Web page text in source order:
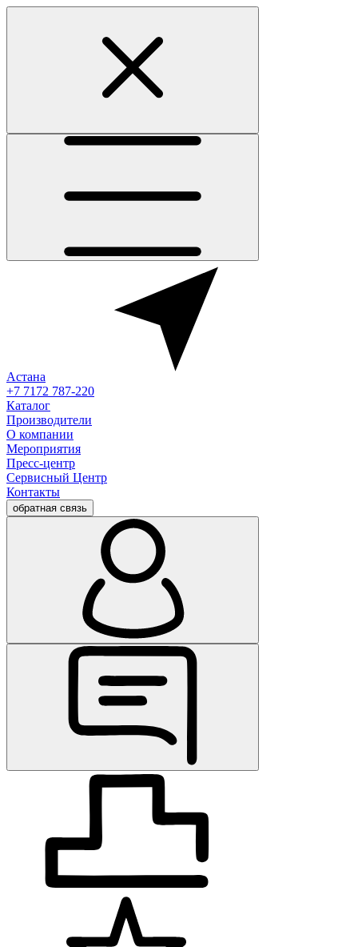
Астана
+7 7172 787-220
Каталог
Производители
О компании
Мероприятия
Пресс-центр
Сервисный Центр
Контакты
обратная связь